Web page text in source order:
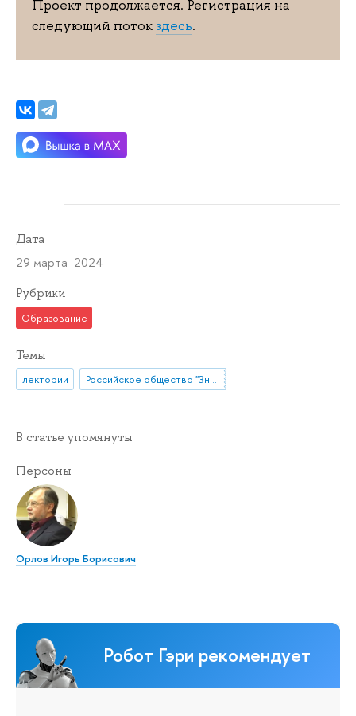
Проект продолжается. Регистрация на
следующий потокздесь.
Дата
29 марта 2024
Рубрики
Образование
Темы
лектории Российское общество "Знание"
В статье упомянуты
Персоны
Орлов Игорь Борисович
Робот Гэри рекомендует